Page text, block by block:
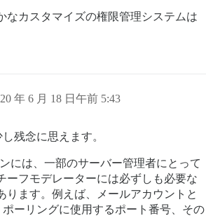
なカスタマイズの権限管理システムは
年 6 月 18 日午前 5:43
し残念に思えます。
ンには、一部のサーバー管理者にとって
ーフモデレーターには必ずしも必要な
ります。例えば、メールアカウントと
ポーリングに使用するポート番号、その